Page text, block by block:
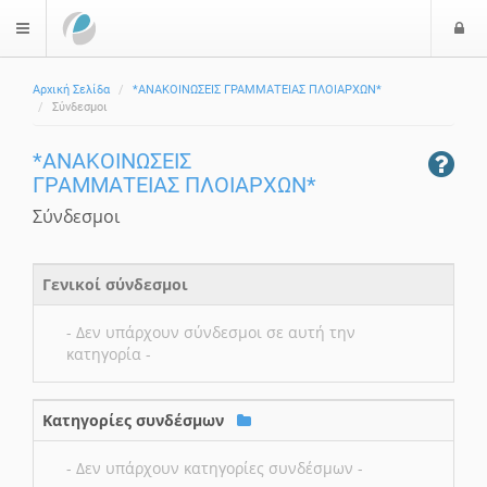
$langMenu
Αρχική Σελίδα
*ΑΝΑΚΟΙΝΩΣΕΙΣ ΓΡΑΜΜΑΤΕΙΑΣ ΠΛΟΙΑΡΧΩΝ*
Σύνδεσμοι
*ΑΝΑΚΟΙΝΩΣΕΙΣ
ΓΡΑΜΜΑΤΕΙΑΣ ΠΛΟΙΑΡΧΩΝ*
Σύνδεσμοι
Γενικοί σύνδεσμοι
- Δεν υπάρχουν σύνδεσμοι σε αυτή την
κατηγορία -
Κατηγορίες συνδέσμων
- Δεν υπάρχουν κατηγορίες συνδέσμων -